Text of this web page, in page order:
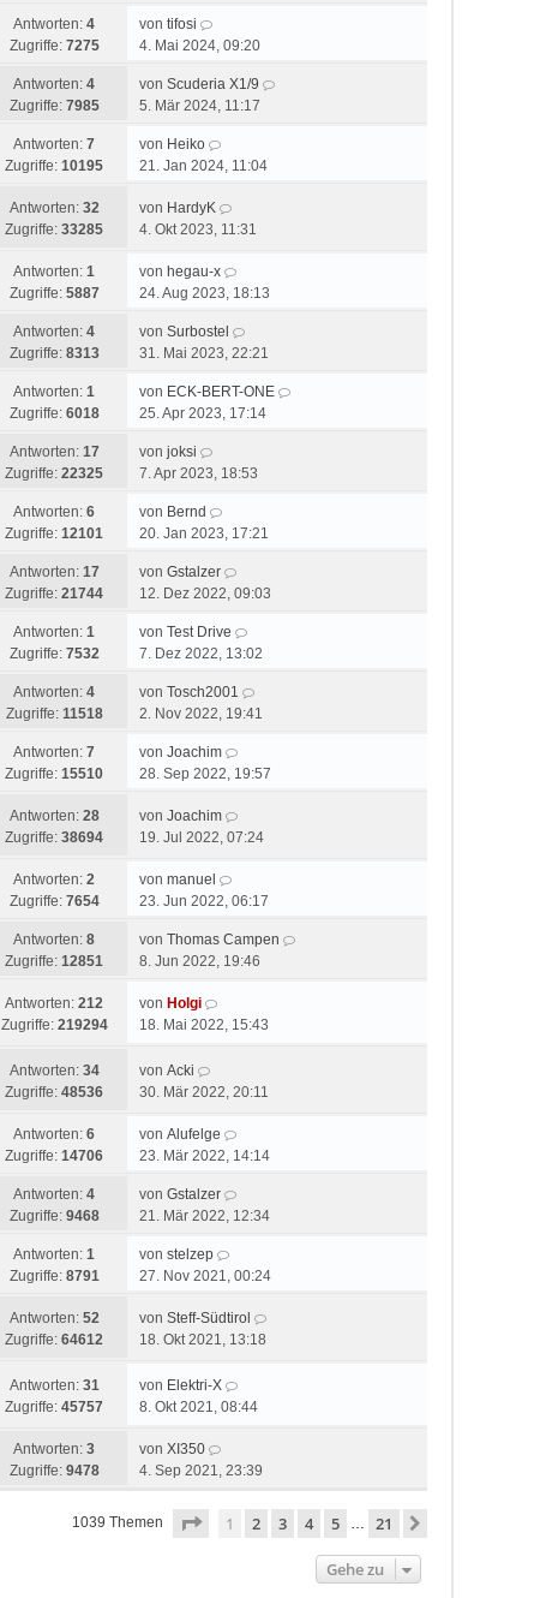
Antworten: 4
Zugriffe: 7275
von tifosi
4. Mai 2024, 09:20
Antworten: 4
Zugriffe: 7985
von Scuderia X1/9
5. Mär 2024, 11:17
Antworten: 7
Zugriffe: 10195
von Heiko
21. Jan 2024, 11:04
Antworten: 32
Zugriffe: 33285
von HardyK
4. Okt 2023, 11:31
Antworten: 1
Zugriffe: 5887
von hegau-x
24. Aug 2023, 18:13
Antworten: 4
Zugriffe: 8313
von Surbostel
31. Mai 2023, 22:21
Antworten: 1
Zugriffe: 6018
von ECK-BERT-ONE
25. Apr 2023, 17:14
Antworten: 17
Zugriffe: 22325
von joksi
7. Apr 2023, 18:53
Antworten: 6
Zugriffe: 12101
von Bernd
20. Jan 2023, 17:21
Antworten: 17
Zugriffe: 21744
von Gstalzer
12. Dez 2022, 09:03
Antworten: 1
Zugriffe: 7532
von Test Drive
7. Dez 2022, 13:02
Antworten: 4
Zugriffe: 11518
von Tosch2001
2. Nov 2022, 19:41
Antworten: 7
Zugriffe: 15510
von Joachim
28. Sep 2022, 19:57
Antworten: 28
Zugriffe: 38694
von Joachim
19. Jul 2022, 07:24
Antworten: 2
Zugriffe: 7654
von manuel
23. Jun 2022, 06:17
Antworten: 8
Zugriffe: 12851
von Thomas Campen
8. Jun 2022, 19:46
Antworten: 212
Zugriffe: 219294
von Holgi
18. Mai 2022, 15:43
Antworten: 34
Zugriffe: 48536
von Acki
30. Mär 2022, 20:11
Antworten: 6
Zugriffe: 14706
von Alufelge
23. Mär 2022, 14:14
Antworten: 4
Zugriffe: 9468
von Gstalzer
21. Mär 2022, 12:34
Antworten: 1
Zugriffe: 8791
von stelzep
27. Nov 2021, 00:24
Antworten: 52
Zugriffe: 64612
von Steff-Südtirol
18. Okt 2021, 13:18
Antworten: 31
Zugriffe: 45757
von Elektri-X
8. Okt 2021, 08:44
Antworten: 3
Zugriffe: 9478
von XI350
4. Sep 2021, 23:39
1039 Themen Seite von21
1 2 3 4 5 … 21
Gehe zu